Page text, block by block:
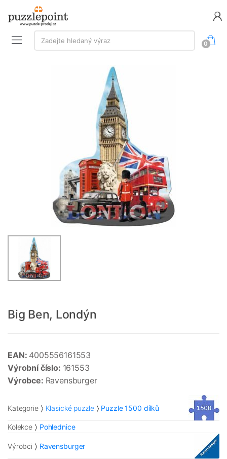
Vyhledávání:
Zadejte hledaný výraz
0
Big Ben, Londýn
EAN: 4005556161553
Výrobní číslo: 161553
Výrobce: Ravensburger
Kategorie Klasické puzzle Puzzle 1500 dílků
Kolekce Pohlednice
Výrobci Ravensburger